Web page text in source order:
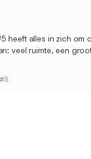
heeft alles in zich om
veel ruimte, een
#5